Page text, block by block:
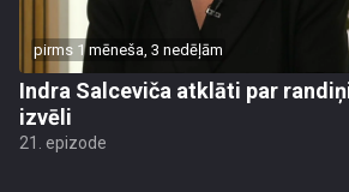
pirms 1 mēneša, 3 nedēļām
Indra Salceviča atklāti par
izvēli
21. epizode